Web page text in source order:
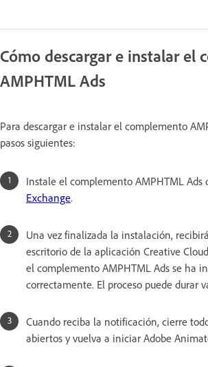
Cómo descargar e instalar el
AMPHTML Ads
Para descargar e instalar el complemento
pasos siguientes:
Instale el complemento AMPHTML Ads
Exchange.
Una vez finalizada la instalación,
escritorio de la aplicación Creative
el complemento AMPHTML Ads se ha
correctamente. El proceso puede durar
Cuando reciba la notificación, cierre
abiertos y vuelva a iniciar Adobe